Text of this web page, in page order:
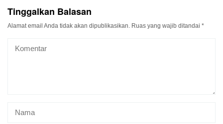
Tinggalkan Balasan
Alamat email Anda tidak akan dipublikasikan. Ruas yang wajib ditandai *